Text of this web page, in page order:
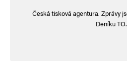
Česká tisková agentura. Zprávy
Deníku TO.